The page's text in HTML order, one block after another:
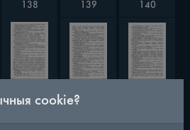
138 139 140
cookie?